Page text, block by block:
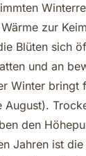
zur
Blüten sich
und an
Winter bringt
August).
den
Jahren ist die